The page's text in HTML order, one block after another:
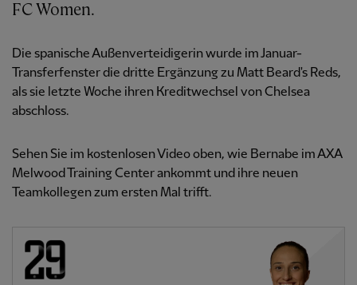
FC Women.
Die spanische Außenverteidigerin wurde im Januar-
Transferfenster die dritte Ergänzung zu Matt Beard's Reds,
als sie letzte Woche ihren Kreditwechsel von Chelsea
abschloss.
Sehen Sie im kostenlosen Video oben, wie Bernabe im AXA
Melwood Training Center ankommt und ihre neuen
Teamkollegen zum ersten Mal trifft.